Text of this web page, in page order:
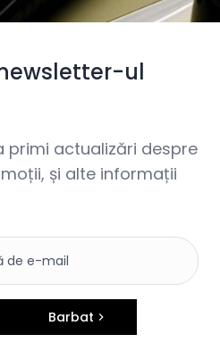
ul
actualizări despre
și alte informații
Barbat